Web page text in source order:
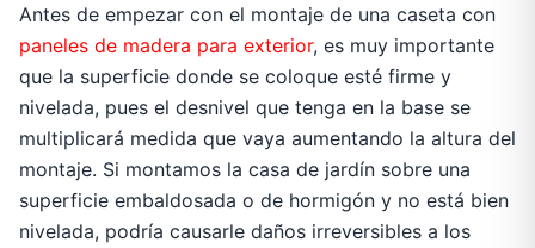
Antes de empezar con el montaje de una caseta con
paneles de madera para exterior, es muy importante
que la superficie donde se coloque esté firme y
nivelada, pues el desnivel que tenga en la base se
multiplicará medida que vaya aumentando la altura del
montaje. Si montamos la casa de jardín sobre una
superficie embaldosada o de hormigón y no está bien
nivelada, podría causarle daños irreversibles a los